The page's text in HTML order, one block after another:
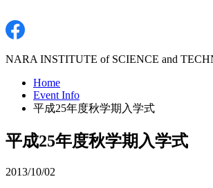
NARA INSTITUTE of SCIENCE and
Home
Event Info
平成25年度秋学期入学式
平成25年度秋学期入学式
2013/10/02